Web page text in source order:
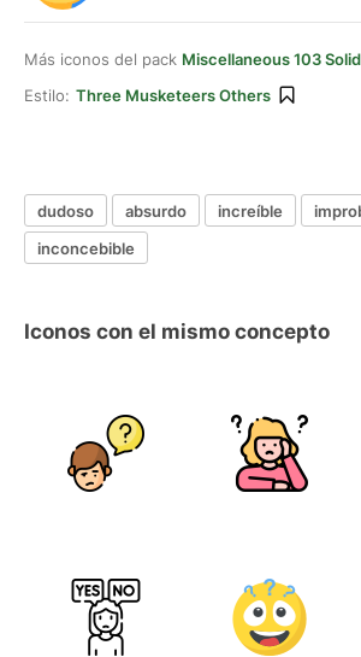
Más iconos del pack Miscellaneous 103 Solid
Estilo: Three Musketeers Others
dudoso absurdo increíble
inconcebible
Iconos con el mismo concepto